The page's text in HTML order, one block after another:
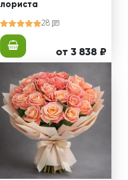
лориста
28
от 3 838 ₽